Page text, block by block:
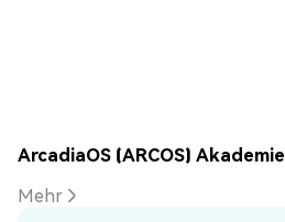
ArcadiaOS (ARCOS) Akademie
Mehr